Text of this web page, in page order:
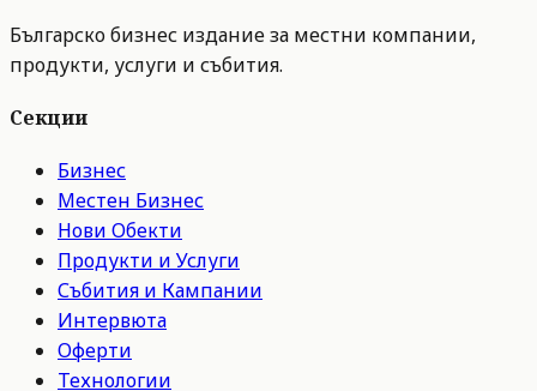
Българско бизнес издание за местни компании,
продукти, услуги и събития.
Секции
Бизнес
Местен Бизнес
Нови Обекти
Продукти и Услуги
Събития и Кампании
Интервюта
Оферти
Технологии